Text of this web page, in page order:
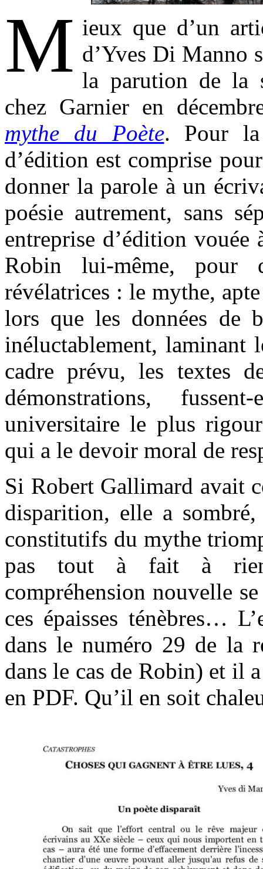
M ieux que d’un
d’Yves Di Manno
la parution de la
chez Garnier en
mythe du Poète. Pour la
d’édition est comprise
donner la parole à un
poésie autrement, sans
entreprise d’édition vouée
Robin lui-même,
révélatrices : le mythe,
lors que les données de
inéluctablement, laminant
cadre prévu, les textes
démonstrations,
universitaire le plus
qui a le devoir moral de
Si Robert Gallimard avait
disparition, elle a
constitutifs du mythe
pas tout à fait à rien
compréhension nouvelle
ces épaisses ténèbres…
dans le numéro 29 de la
dans le cas de Robin) et il
en PDF. Qu’il en soit